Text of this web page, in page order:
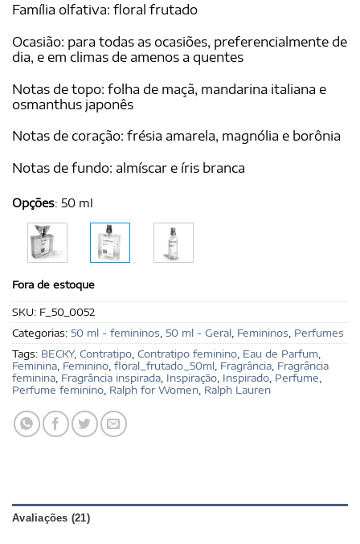
Família olfativa: floral frutado
Ocasião: para todas as ocasiões, preferencialmente de
dia, e em climas de amenos a quentes
Notas de topo: folha de maçã, mandarina italiana e
osmanthus japonês
Notas de coração: frésia amarela, magnólia e borônia
Notas de fundo: almíscar e íris branca
Opções: 50 ml
Fora de estoque
SKU: F_50_0052
Categorias: 50 ml - femininos 50 ml - Geral Femininos Perfumes
Tags: BECKY, Contratipo Contratipo feminino Eau de Parfum
Feminina Feminino floral_frutado_50ml Fragrância Fragrância
feminina Fragrância inspirada Inspiração Inspirado Perfume
Perfume feminino Ralph for Women Ralph Lauren
Avaliações (21)